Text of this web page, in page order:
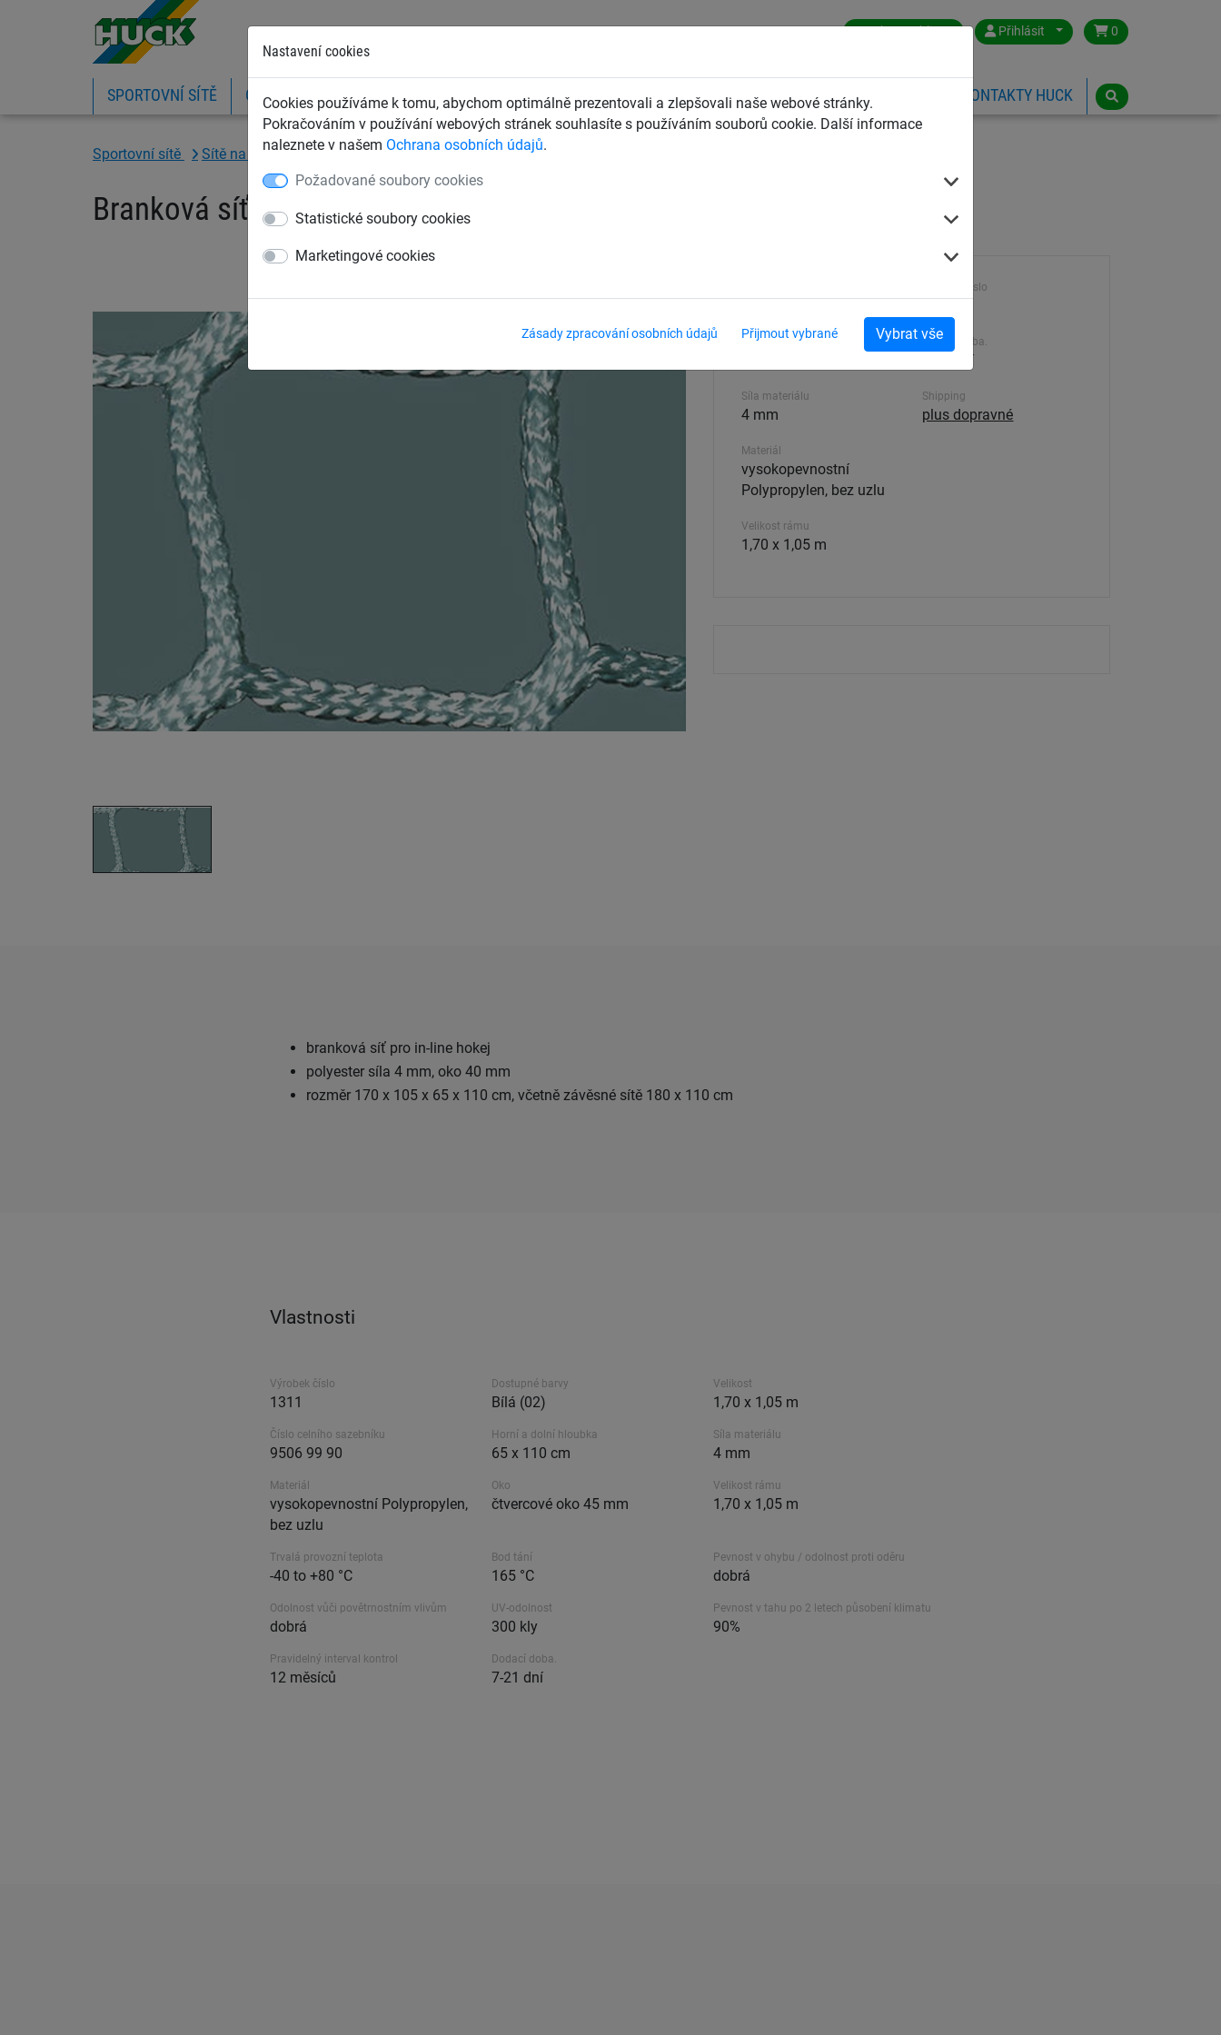
Nastavení cookies
Cookies používáme k tomu, abychom optimálně prezentovali a zlepšovali naše webové stránky.
Pokračováním v používání webových stránek souhlasíte s používáním souborů cookie. Další informace
naleznete v našem Ochrana osobních údajů.
Požadované soubory cookies
Statistické soubory cookies
Marketingové cookies
Zásady zpracování osobních údajů Přijmout vybrané Vybrat vše
Czech Republic Přihlásit 0
SPORTOVNÍ SÍTĚ OCHRANNÉ SÍTĚ A PLACHTY ZÁCHYTNÉ BEZPEČNOSTNÍ SÍTĚ DĚTSKÁ LANOVÁ HŘIŠTĚ KONTAKTY HUCK
Sportovní sítě Sítě na hokej a florbal In-line hokej
Branková síť pro in-line hokej 4 mm, polyester
Horní a dolní hloubka
Síla materiálu
4 mm
Materiál
vysokopevnostní
Polypropylen, bez uzlu
Velikost rámu
1,70 x 1,05 m
Výrobek číslo
Dodací doba.
7-21 dní
Shipping
plus dopravné
branková síť pro in-line hokej
polyester síla 4 mm, oko 40 mm
rozměr 170 x 105 x 65 x 110 cm, včetně závěsné sítě 180 x 110 cm
Vlastnosti
Výrobek číslo
1311
Dostupné barvy
Bílá (02)
Velikost
1,70 x 1,05 m
Číslo celního sazebníku
9506 99 90
Horní a dolní hloubka
65 x 110 cm
Síla materiálu
4 mm
Materiál
vysokopevnostní Polypropylen,
bez uzlu
Oko
čtvercové oko 45 mm
Velikost rámu
1,70 x 1,05 m
Trvalá provozní teplota
-40 to +80 °C
Bod tání
165 °C
Pevnost v ohybu / odolnost proti oděru
dobrá
Odolnost vůči povětrnostním vlivům
dobrá
UV-odolnost
300 kly
Pevnost v tahu po 2 letech působení klimatu
90%
Pravidelný interval kontrol
12 měsíců
Dodací doba.
7-21 dní